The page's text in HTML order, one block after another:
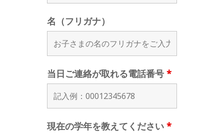
名（フリガナ）
当日ご連絡が取れる電話番号 *
現在の学年を教えてください *